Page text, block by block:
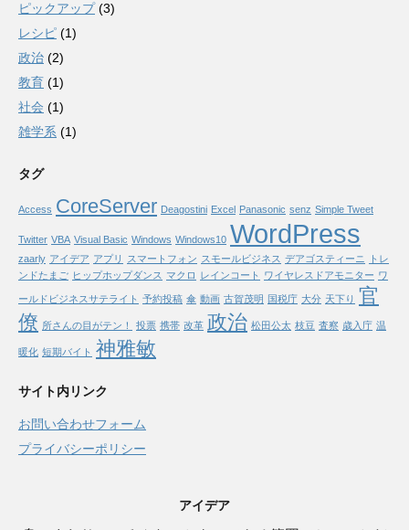
ピックアップ(3)
レシピ (1)
政治 (2)
教育 (1)
社会 (1)
雑学系 (1)
タグ
Access CoreServer Deagostini Excel Panasonic senz Simple Tweet
Twitter VBA Visual Basic Windows Windows10 WordPress
zaarly アイデア アプリ スマートフォン スモールビジネス デアゴスティーニ
トレ
ンドたまご ヒップホップダンス マクロ レインコート ワイヤレスドアモニター ワ
ールドビジネスサテライト 予約投稿 傘 動画 古賀茂明 国税庁 大分 天下り 官
僚 所さんの目がテン！ 投票 携帯 改革 政治 松田公太 枝豆 査察 歳入庁 温
暖化 短期バイト 神雅敏
サイト内リンク
お問い合わせフォーム
プライバシーポリシー
アイデア